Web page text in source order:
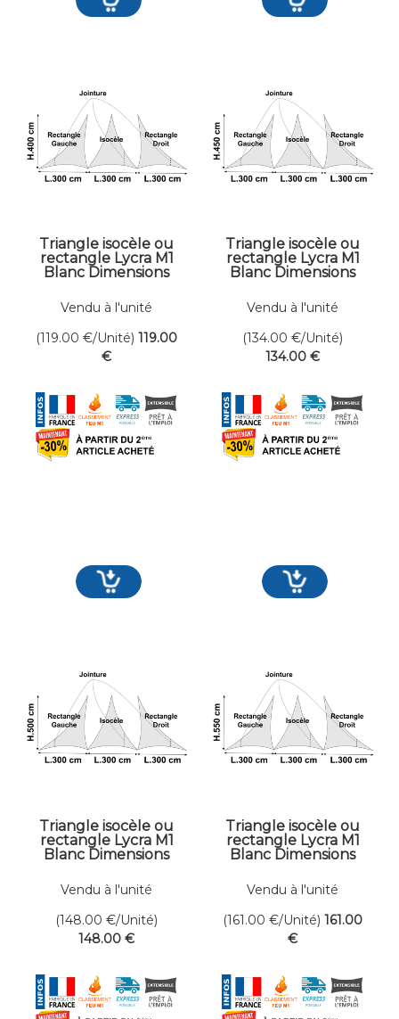
Triangle isocèle ou
rectangle Lycra M1
Blanc Dimensions
Vendu à l'unité
(119.00 €/Unité) 119.00
€
Triangle isocèle ou
rectangle Lycra M1
Blanc Dimensions
Vendu à l'unité
(134.00 €/Unité)
134.00 €
Triangle isocèle ou
rectangle Lycra M1
Blanc Dimensions
Vendu à l'unité
(148.00 €/Unité)
148.00 €
Triangle isocèle ou
rectangle Lycra M1
Blanc Dimensions
Vendu à l'unité
(161.00 €/Unité) 161 .00
€